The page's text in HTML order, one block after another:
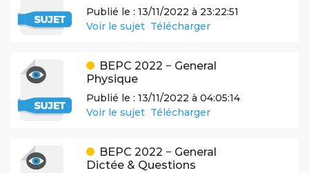
Publié le : 13/11/2022 à 23:22:51
Voir le sujet Télécharger
BEPC 2022 − General
Physique
Publié le : 13/11/2022 à 04:05:14
Voir le sujet Télécharger
BEPC 2022 − General
Dictée & Questions